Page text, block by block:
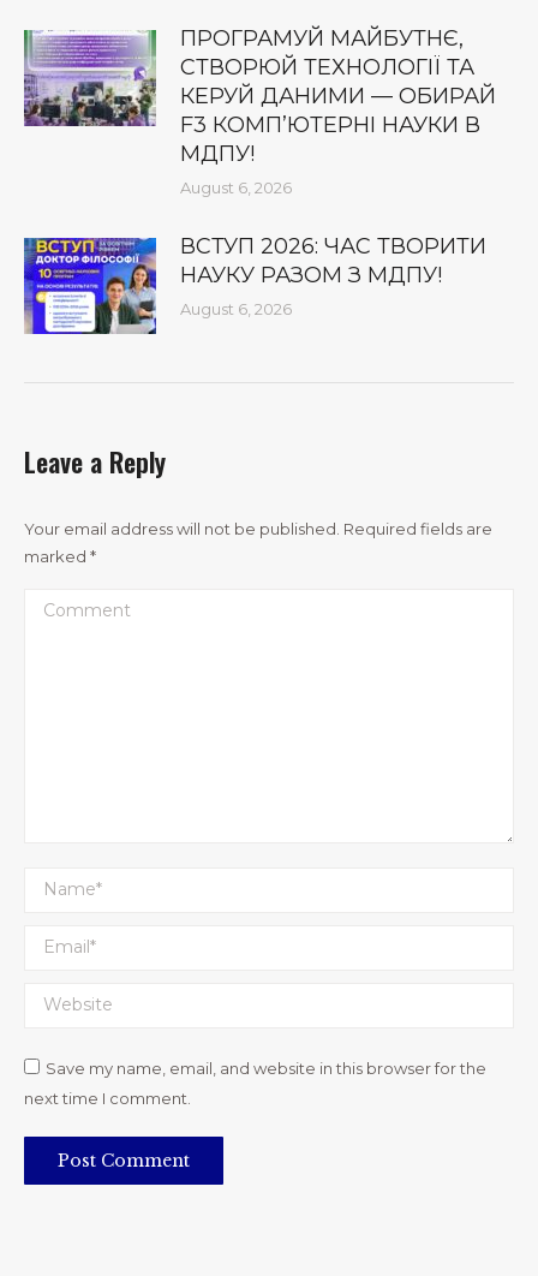
ПРОГРАМУЙ МАЙБУТНЄ,
СТВОРЮЙ ТЕХНОЛОГІЇ ТА
КЕРУЙ ДАНИМИ — ОБИРАЙ
F3 КОМП’ЮТЕРНІ НАУКИ В
МДПУ!
August 6, 2026
ВСТУП 2026: ЧАС ТВОРИТИ
НАУКУ РАЗОМ З МДПУ!
August 6, 2026
Leave a Reply
Your email address will not be published. Required fields are
marked *
Comment
Name *
Email *
Website
Save my name, email, and website in this browser for the
next time I comment.
Post Comment